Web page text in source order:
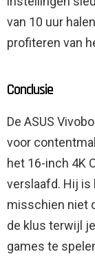
van 10 uur
profiteren van
Conclusie
De ASUS
voor
het 16-inch 4K
verslaafd. Hij
misschien niet
de klus terwijl
games te